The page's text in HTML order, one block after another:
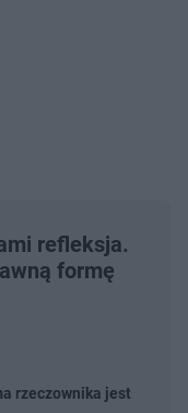
refleksja.
formę
rzeczownika jest